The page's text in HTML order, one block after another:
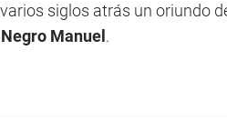
siglos atrás un oriundo
Negro Manuel .